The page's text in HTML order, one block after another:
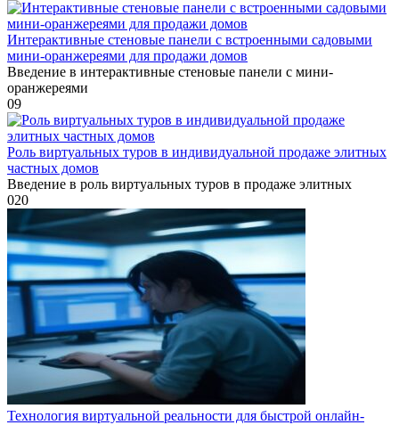
Интерактивные стеновые панели с встроенными садовыми
мини-оранжереями для продажи домов
Введение в интерактивные стеновые панели с мини-
оранжереями
09
Роль виртуальных туров в индивидуальной продаже элитных
частных домов
Введение в роль виртуальных туров в продаже элитных
020
Технология виртуальной реальности для быстрой онлайн-